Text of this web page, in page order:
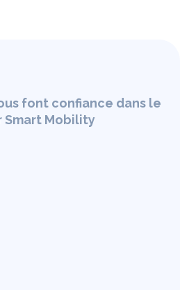
font confiance dans le
Smart Mobility